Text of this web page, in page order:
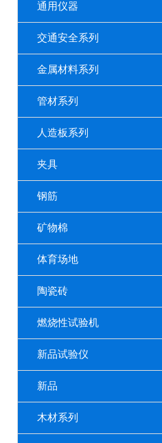
通用仪器
交通安全系列
金属材料系列
管材系列
人造板系列
夹具
钢筋
矿物棉
体育场地
陶瓷砖
燃烧性试验机
新品试验仪
新品
木材系列